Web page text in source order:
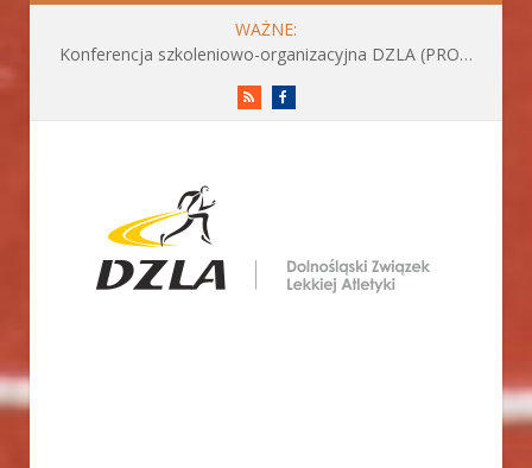
WAŻNE:
Konferencja szkoleniowo-organizacyjna DZLA (PROGRAM już do pobrania)
RSS